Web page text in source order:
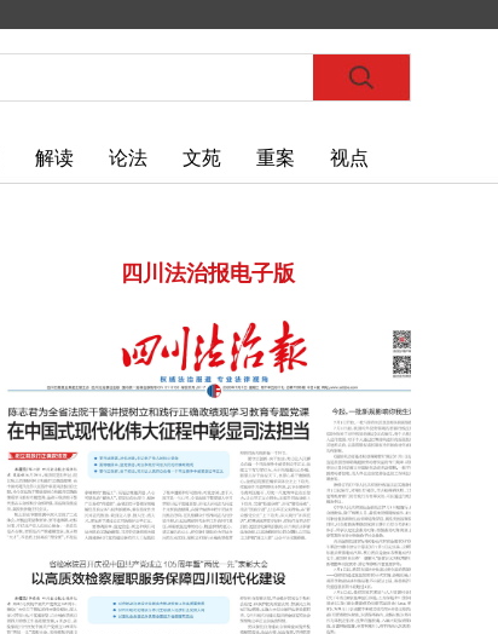
解读 论法 文苑 重案 视点
四川法治报电子版